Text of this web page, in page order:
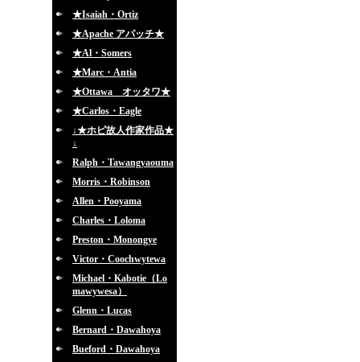
★Isaiah・Ortiz
★Apache アパッチ★
★Al・Somers
★Marc・Antia
★Ottawa オッタワ★
★Carlos・Eagle
↓★ホピ故人作家作品★
↓
Ralph・Tawangyaouma
Morris・Robinson
Allen・Pooyama
Charles・Loloma
Preston・Monongye
Victor・Coochwytewa
Michael・Kabotie（Lo
mawywesa）
Glenn・Lucas
Bernard・Dawahoya
Bueford・Dawahoya